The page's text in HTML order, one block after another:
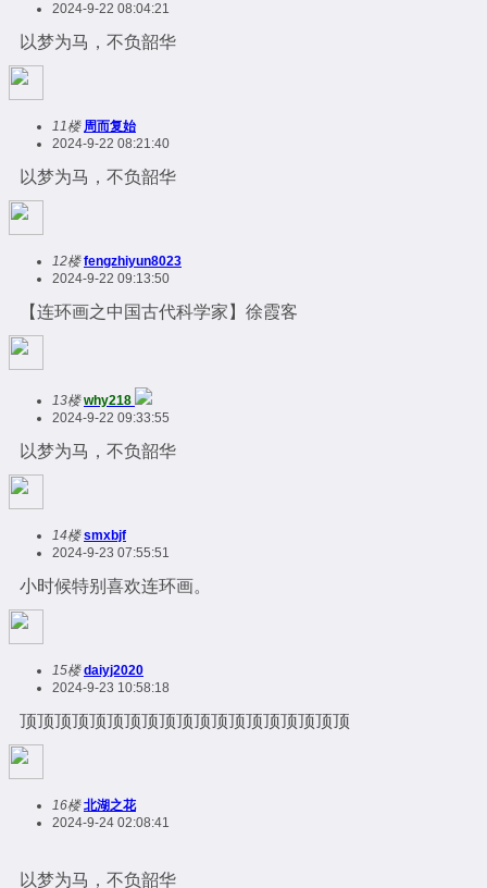
2024-9-22 08:04:21
以梦为马，不负韶华
11楼 周而复始
2024-9-22 08:21:40
以梦为马，不负韶华
12楼 fengzhiyun8023
2024-9-22 09:13:50
【连环画之中国古代科学家】徐霞客
13楼 why218
2024-9-22 09:33:55
以梦为马，不负韶华
14楼 smxbjf
2024-9-23 07:55:51
小时候特别喜欢连环画。
15楼 daiyj2020
2024-9-23 10:58:18
顶顶顶顶顶顶顶顶顶顶顶顶顶顶顶顶顶顶顶
16楼 北湖之花
2024-9-24 02:08:41
以梦为马，不负韶华